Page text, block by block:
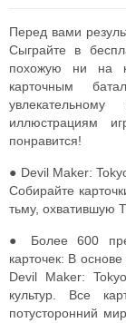
Перед вами
Сыграйте в
похожую ни на
карточным
иллюстрациям
понравится!
● Devil Maker:
Собирайте
тьму, охватившую
● Более 600
карточек: В
Devil Maker:
культур. Все
потусторонний